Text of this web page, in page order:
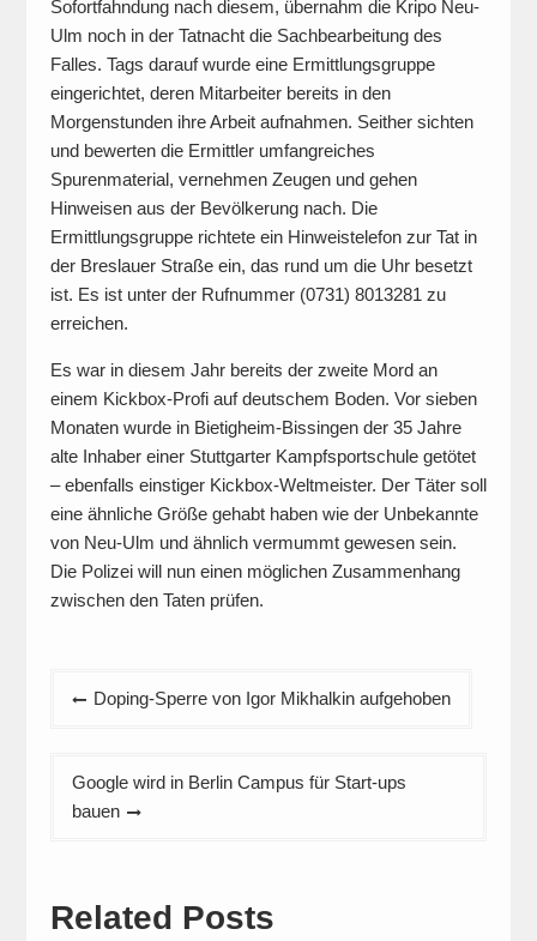
Sofortfahndung nach diesem, übernahm die Kripo Neu-
Ulm noch in der Tatnacht die Sachbearbeitung des
Falles. Tags darauf wurde eine Ermittlungsgruppe
eingerichtet, deren Mitarbeiter bereits in den
Morgenstunden ihre Arbeit aufnahmen. Seither sichten
und bewerten die Ermittler umfangreiches
Spurenmaterial, vernehmen Zeugen und gehen
Hinweisen aus der Bevölkerung nach. Die
Ermittlungsgruppe richtete ein Hinweistelefon zur Tat in
der Breslauer Straße ein, das rund um die Uhr besetzt
ist. Es ist unter der Rufnummer (0731) 8013281 zu
erreichen.
Es war in diesem Jahr bereits der zweite Mord an
einem Kickbox-Profi auf deutschem Boden. Vor sieben
Monaten wurde in Bietigheim-Bissingen der 35 Jahre
alte Inhaber einer Stuttgarter Kampfsportschule getötet
– ebenfalls einstiger Kickbox-Weltmeister. Der Täter soll
eine ähnliche Größe gehabt haben wie der Unbekannte
von Neu-Ulm und ähnlich vermummt gewesen sein.
Die Polizei will nun einen möglichen Zusammenhang
zwischen den Taten prüfen.
Beitragsnavigation
Doping-Sperre von Igor Mikhalkin aufgehoben
Google wird in Berlin Campus für Start-ups
bauen
Related Posts